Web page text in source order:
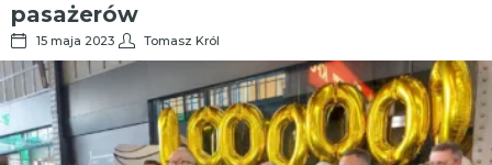
pasażerów
15 maja 2023 Tomasz Król